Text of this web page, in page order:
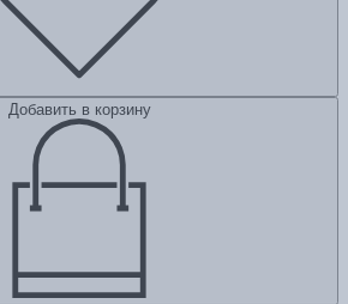
Добавить в корзину